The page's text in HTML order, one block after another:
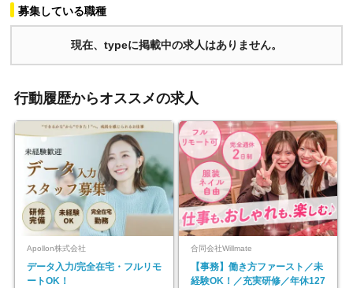
募集している職種
現在、typeに掲載中の求人はありません。
行動履歴からオススメの求人
Apollon株式会社
データ入力/完全在宅・フルリモ
ートOK！
合同会社Willmate
【事務】働き方ファースト／未
経験OK！／充実研修／年休127